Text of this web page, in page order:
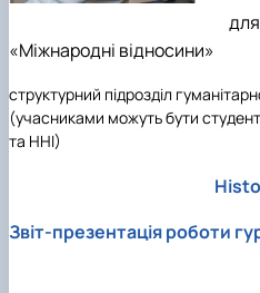
Підготовка до
Правила прийому
Контактні дані
Дні
HistoryEU
«Міжнародні відносини»
структурний підрозділ
(учасниками можуть бути
та ННІ)
Звіт-презентація роботи